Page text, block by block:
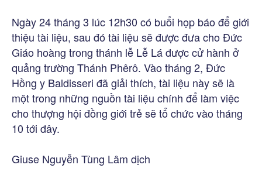
Ngày 24 tháng 3 lúc 12h30 có buổi họp báo để giới
thiệu tài liệu, sau đó tài liệu sẽ được đưa cho Đức
Giáo hoàng trong thánh lễ Lễ Lá được cử hành ở
quảng trường Thánh Phêrô. Vào tháng 2, Đức
Hồng y Baldisseri đã giải thích, tài liệu này sẽ là
một trong những nguồn tài liệu chính để làm việc
cho thượng hội đồng giới trẻ sẽ tổ chức vào tháng
10 tới đây.
Giuse Nguyễn Tùng Lâm dịch